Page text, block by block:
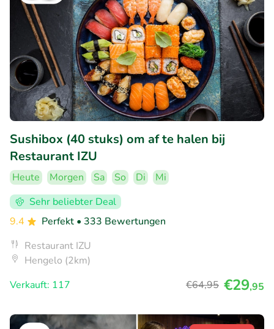
Sushibox (40 stuks) om af te halen bij
Restaurant IZU
Heute Morgen Sa So Di
Mi
Sehr beliebter Deal
9.4
Perfekt • 333 Bewertungen
Restaurant IZU
Hengelo (2km)
Verkauft: 117
€64,95 €29,95